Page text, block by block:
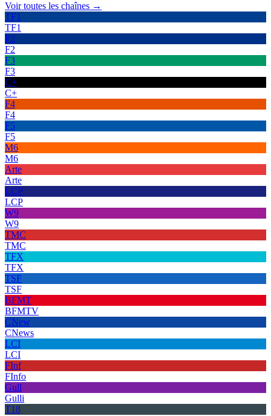
Voir toutes les chaînes →
TF1
TF1
F2
F2
F3
F3
C+
C+
F4
F4
F5
F5
M6
M6
Arte
Arte
LCP
LCP
W9
W9
TMC
TMC
TFX
TFX
TSF
TSF
BFMT
BFMTV
CNew
CNews
LCI
LCI
FInf
FInfo
Gull
Gulli
T18